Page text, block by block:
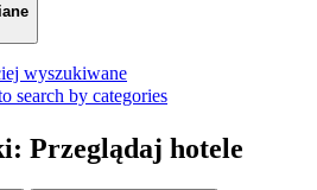
wyszukiwane
search by categories
Przeglądaj hotele